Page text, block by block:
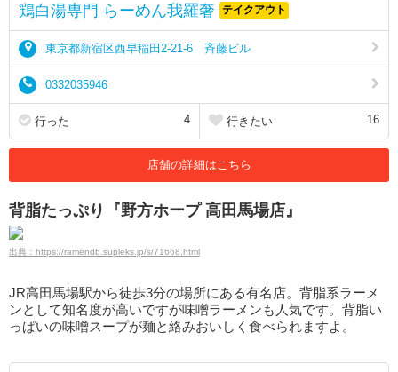
鶏白湯専門 らーめん我羅奢 テイクアウト
東京都新宿区西早稲田2-21-6 斉藤ビル
0332035946
行った 4 行きたい 16
店舗の詳細はこちら
背脂たっぷり『野方ホープ 高田馬場店』
出典：https://ramendb.supleks.jp/s/71668.html
JR高田馬場駅から徒歩3分の場所にある有名店。背脂系ラーメ
ンとして知名度が高いですが味噌ラーメンも人気です。背脂い
っぱいの味噌スープが麺と絡みおいしく食べられますよ。